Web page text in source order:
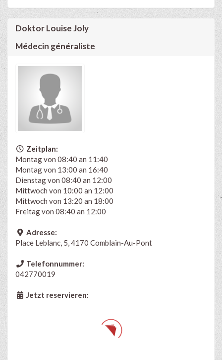
Doktor Louise Joly
Médecin généraliste
Zeitplan:
Montag von 08:40 an 11:40
Montag von 13:00 an 16:40
Dienstag von 08:40 an 12:00
Mittwoch von 10:00 an 12:00
Mittwoch von 13:20 an 18:00
Freitag von 08:40 an 12:00
Adresse:
Place Leblanc, 5, 4170 Comblain-Au-Pont
Telefonnummer:
042770019
Jetzt reservieren: